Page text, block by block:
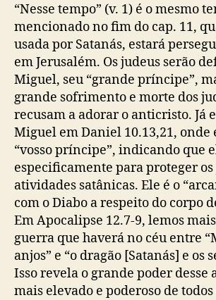
“Nesse tempo” (v. 1) é o mesmo
mencionado no fim do cap. 11,
usada por Satanás, estará
em Jerusalém. Os judeus serão
Miguel, seu “grande príncipe”,
grande sofrimento e morte dos
recusam a adorar o anticristo. Já
Miguel em Daniel 10.13,21, onde
“vosso príncipe”, indicando que
especificamente para proteger os
atividades satânicas. Ele é o
com o Diabo a respeito do corpo
Em Apocalipse 12.7-9, lemos
guerra que haverá no céu entre
anjos” e “o dragão [Satanás] e os
Isso revela o grande poder desse
mais elevado e poderoso de todos